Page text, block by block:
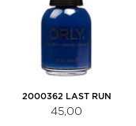
2000362 LAST RUN
45,00